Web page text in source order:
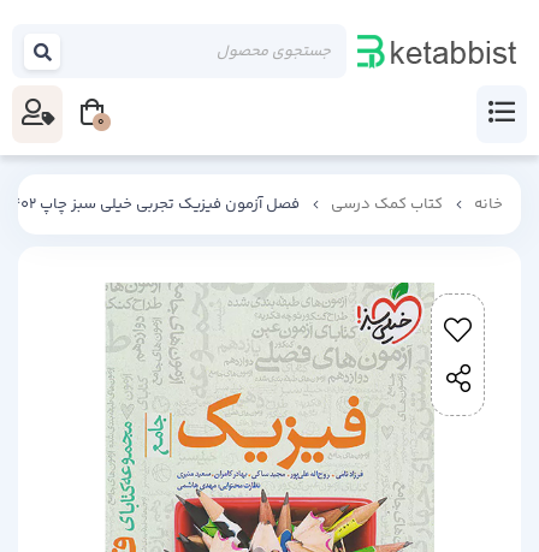
خانه کتاب کمک درسی فصل آزمون فیزیک تجربی خیلی سبز چاپ 1402
0